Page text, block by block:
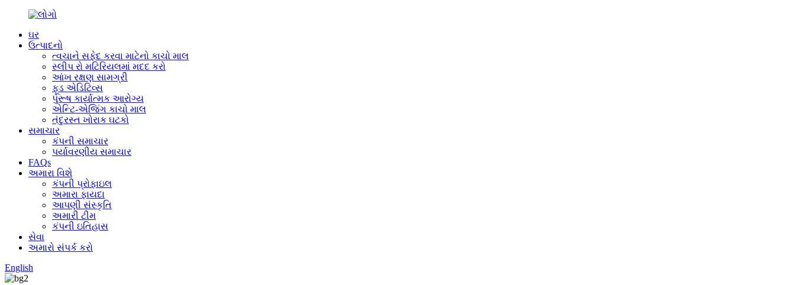
ઘર
ઉત્પાદનો
ત્વચાને સફેદ કરવા માટેનો કાચો માલ
સ્લીપ રો મટિરિયલમાં મદદ કરો
આંખ રક્ષણ સામગ્રી
ફૂડ એડિટિવ્સ
પુરૂષ કાર્યાત્મક આરોગ્ય
એન્ટિ-એજિંગ કાચો માલ
તંદુરસ્ત ખોરાક ઘટકો
સમાચાર
કંપની સમાચાર
પર્યાવરણીય સમાચાર
FAQs
અમારા વિશે
કંપની પ્રોફાઇલ
અમારા ફાયદા
આપણી સંસ્કૃતિ
અમારી ટીમ
કંપની ઇતિહાસ
સેવા
અમારો સંપર્ક કરો
English